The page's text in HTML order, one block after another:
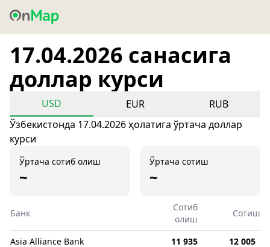
17.04.2026 санасига
доллар курси
USD EUR
RUB
Ўзбекистонда 17.04.2026 ҳолатига ўртача доллар
курси
Ўртача сотиб олиш
~
Ўртача сотиш
~
Банк
Сотиб
олиш
Сотиш
Asia Alliance Bank 11 935
12 005